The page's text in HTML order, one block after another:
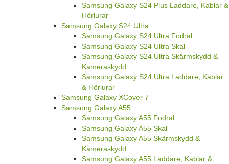
Samsung Galaxy S24 Plus Laddare, Kablar &
Hörlurar
Samsung Galaxy S24 Ultra
Samsung Galaxy S24 Ultra Fodral
Samsung Galaxy S24 Ultra Skal
Samsung Galaxy S24 Ultra Skärmskydd &
Kameraskydd
Samsung Galaxy S24 Ultra Laddare, Kablar
& Hörlurar
Samsung Galaxy XCover 7
Samsung Galaxy A55
Samsung Galaxy A55 Fodral
Samsung Galaxy A55 Skal
Samsung Galaxy A55 Skärmskydd &
Kameraskydd
Samsung Galaxy A55 Laddare, Kablar &